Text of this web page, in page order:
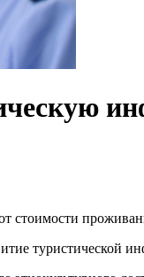
стоимости
туристической